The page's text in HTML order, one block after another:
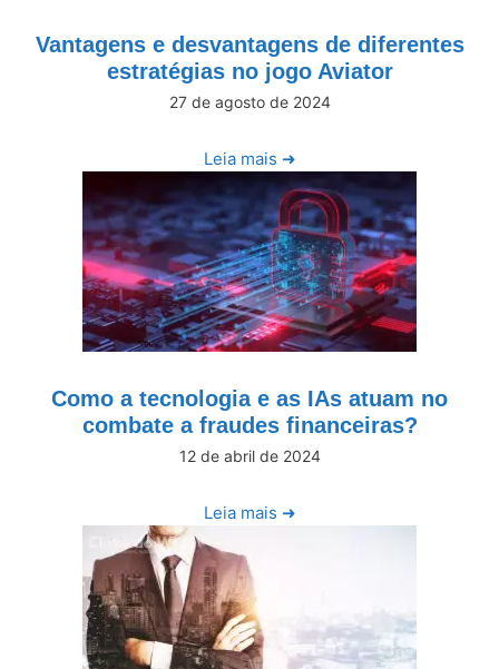
Vantagens e desvantagens de diferentes
estratégias no jogo Aviator
27 de agosto de 2024
Leia mais ➜
Como a tecnologia e as IAs atuam no
combate a fraudes financeiras?
12 de abril de 2024
Leia mais ➜